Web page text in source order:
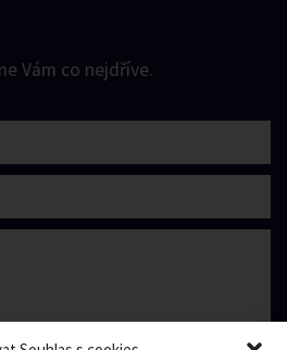
Vám co nejdříve.